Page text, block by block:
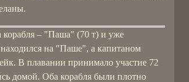
корабля – "Паша" (70 т) и уже
на "Паше", а капитаном
В плавании принимало участие 72
домой. Оба корабля были плотно